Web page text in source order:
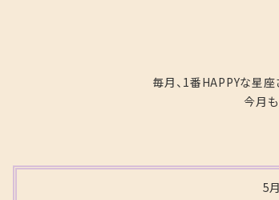
毎月、1番HAPPYな星
今月
5